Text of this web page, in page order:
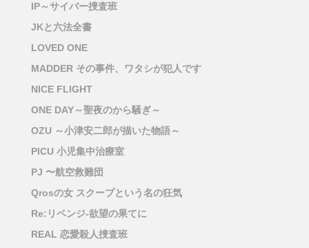
IP～サイバー捜査班
JKと六法全書
LOVED ONE
MADDER その事件、ワタシが犯人です
NICE FLIGHT
ONE DAY～聖夜のから騒ぎ～
OZU ～小津安二郎が描いた物語～
PICU 小児集中治療室
PJ 〜航空救難団
Qrosの女 スクープという名の狂気
Re:リベンジ-欲望の果てに
REAL 恋愛殺人捜査班